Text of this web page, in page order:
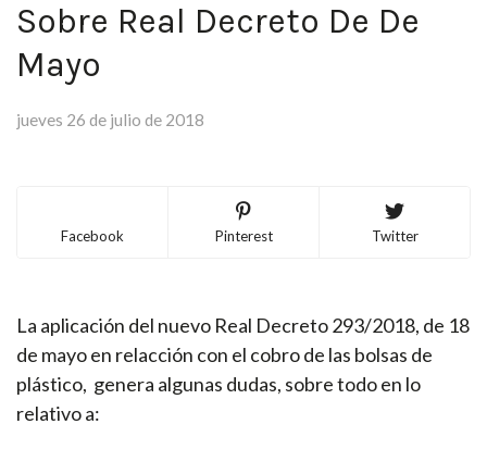
Sobre Real Decreto De De
Mayo
jueves 26 de julio de 2018
Facebook Pinterest Twitter
La aplicación del nuevo Real Decreto 293/2018, de 18
de mayo en relacción con el cobro de las bolsas de
plástico, genera algunas dudas, sobre todo en lo
relativo a: